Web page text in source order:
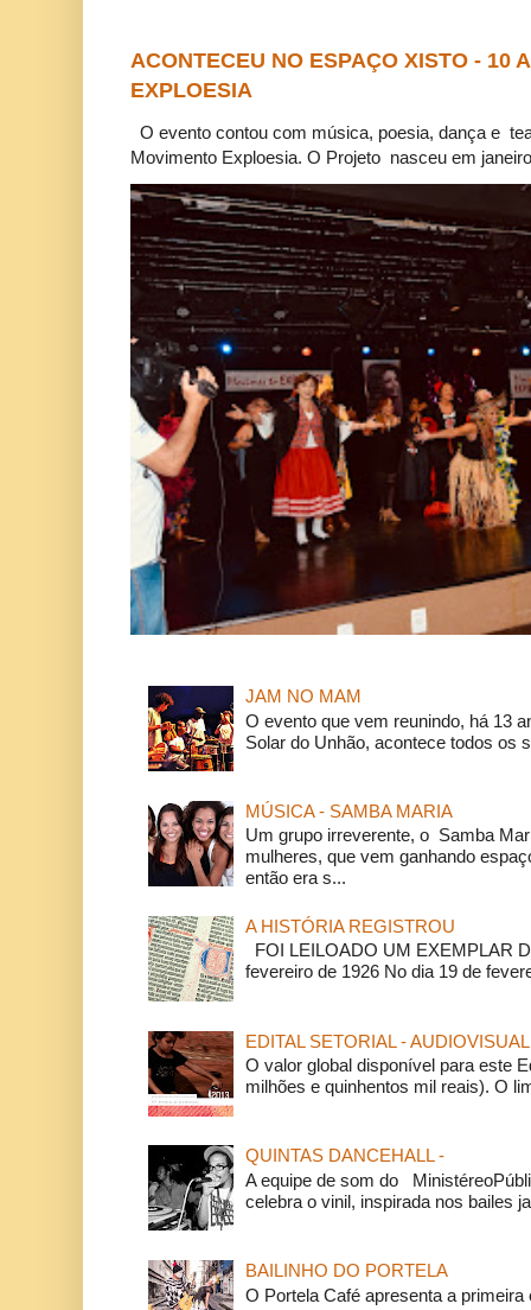
ACONTECEU NO ESPAÇO XISTO - 10
EXPLOESIA
O evento contou com música, poesia, dança e
Movimento Exploesia. O Projeto nasceu em
JAM NO MAM
O evento que vem reunindo, há 13
Solar do Unhão, acontece todos os
MÚSICA - SAMBA MARIA
Um grupo irreverente, o Samba
mulheres, que vem ganhando
então era s...
A HISTÓRIA REGISTROU
FOI LEILOADO UM EXEMPLAR
fevereiro de 1926 No dia 19 de
EDITAL SETORIAL - AUDIOVISUAL
O valor global disponível para este
milhões e quinhentos mil reais). O
QUINTAS DANCEHALL -
A equipe de som do
celebra o vinil, inspirada nos bailes
BAILINHO DO PORTELA
O Portela Café apresenta a